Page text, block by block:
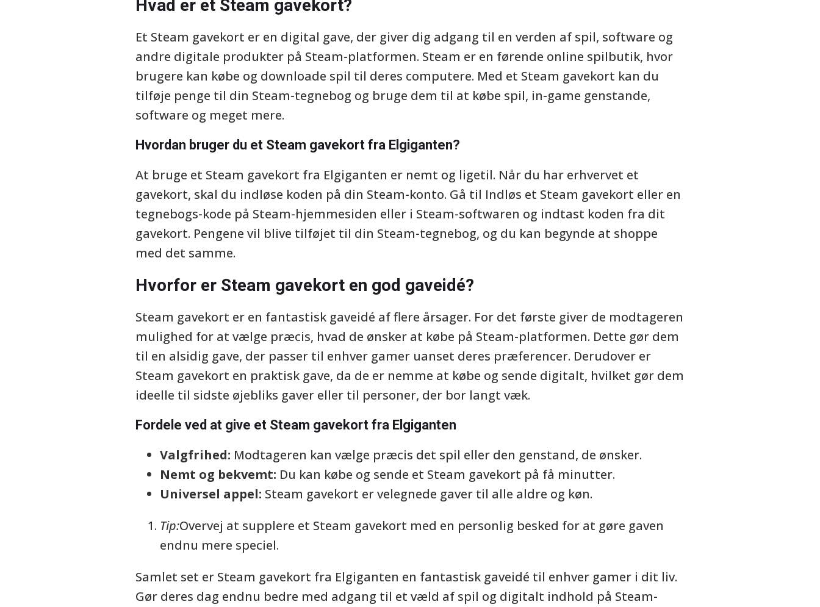
Hvad er et Steam gavekort?
Et Steam gavekort er en digital gave, der giver dig adgang til en verden af spil, software og
andre digitale produkter på Steam-platformen. Steam er en førende online spilbutik, hvor
brugere kan købe og downloade spil til deres computere. Med et Steam gavekort kan du
tilføje penge til din Steam-tegnebog og bruge dem til at købe spil, in-game genstande,
software og meget mere.
Hvordan bruger du et Steam gavekort fra Elgiganten?
At bruge et Steam gavekort fra Elgiganten er nemt og ligetil. Når du har erhvervet et
gavekort, skal du indløse koden på din Steam-konto. Gå til Indløs et Steam gavekort eller en
tegnebogs-kode på Steam-hjemmesiden eller i Steam-softwaren og indtast koden fra dit
gavekort. Pengene vil blive tilføjet til din Steam-tegnebog, og du kan begynde at shoppe
med det samme.
Hvorfor er Steam gavekort en god gaveidé?
Steam gavekort er en fantastisk gaveidé af flere årsager. For det første giver de modtageren
mulighed for at vælge præcis, hvad de ønsker at købe på Steam-platformen. Dette gør dem
til en alsidig gave, der passer til enhver gamer uanset deres præferencer. Derudover er
Steam gavekort en praktisk gave, da de er nemme at købe og sende digitalt, hvilket gør dem
ideelle til sidste øjebliks gaver eller til personer, der bor langt væk.
Fordele ved at give et Steam gavekort fra Elgiganten
Valgfrihed: Modtageren kan vælge præcis det spil eller den genstand, de ønsker.
Nemt og bekvemt: Du kan købe og sende et Steam gavekort på få minutter.
Universel appel: Steam gavekort er velegnede gaver til alle aldre og køn.
Tip:Overvej at supplere et Steam gavekort med en personlig besked for at gøre gaven
endnu mere speciel.
Samlet set er Steam gavekort fra Elgiganten en fantastisk gaveidé til enhver gamer i dit liv.
Gør deres dag endnu bedre med adgang til et væld af spil og digitalt indhold på Steam-